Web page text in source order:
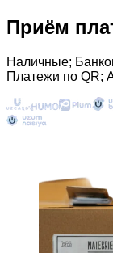
Приём
Наличные;
Платежи по QR;